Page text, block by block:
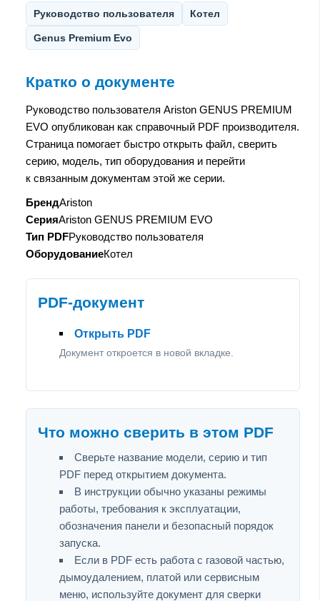
Руководство пользователя Котел
Genus Premium Evo
Кратко о документе
Руководство пользователя Ariston GENUS PREMIUM
EVO опубликован как справочный PDF производителя.
Страница помогает быстро открыть файл, сверить
серию, модель, тип оборудования и перейти
к связанным документам этой же серии.
БрендAriston
СерияAriston GENUS PREMIUM EVO
Тип PDFРуководство пользователя
ОборудованиеКотел
PDF-документ
Открыть PDF
Документ откроется в новой вкладке.
Что можно сверить в этом PDF
Сверьте название модели, серию и тип
PDF перед открытием документа.
В инструкции обычно указаны режимы
работы, требования к эксплуатации,
обозначения панели и безопасный порядок
запуска.
Если в PDF есть работа с газовой частью,
дымоудалением, платой или сервисным
меню, используйте документ для сверки